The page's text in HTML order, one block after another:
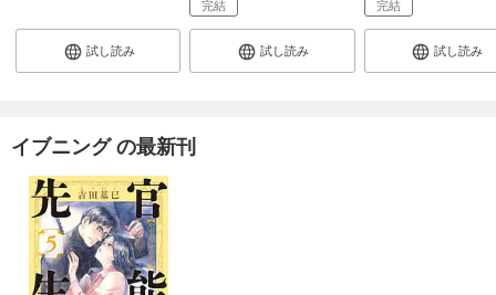
試し読み
完結
試し読み
完結
試し読み
イブニング の最新刊